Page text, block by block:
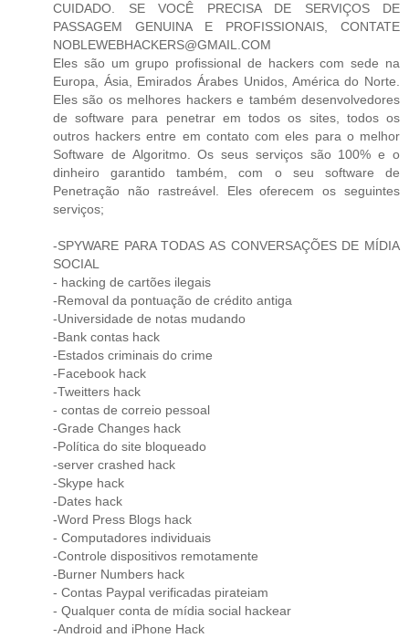
CUIDADO. SE VOCÊ PRECISA DE SERVIÇOS DE
PASSAGEM GENUINA E PROFISSIONAIS, CONTATE
NOBLEWEBHACKERS@GMAIL.COM
Eles são um grupo profissional de hackers com sede na
Europa, Ásia, Emirados Árabes Unidos, América do Norte.
Eles são os melhores hackers e também desenvolvedores
de software para penetrar em todos os sites, todos os
outros hackers entre em contato com eles para o melhor
Software de Algoritmo. Os seus serviços são 100% e o
dinheiro garantido também, com o seu software de
Penetração não rastreável. Eles oferecem os seguintes
serviços;
-SPYWARE PARA TODAS AS CONVERSAÇÕES DE MÍDIA
SOCIAL
- hacking de cartões ilegais
-Removal da pontuação de crédito antiga
-Universidade de notas mudando
-Bank contas hack
-Estados criminais do crime
-Facebook hack
-Tweitters hack
- contas de correio pessoal
-Grade Changes hack
-Política do site bloqueado
-server crashed hack
-Skype hack
-Dates hack
-Word Press Blogs hack
- Computadores individuais
-Controle dispositivos remotamente
-Burner Numbers hack
- Contas Paypal verificadas pirateiam
- Qualquer conta de mídia social hackear
-Android and iPhone Hack